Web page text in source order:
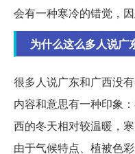
会有一种寒冷的错觉，
为什么这么多人说广
很多人说广东和广西没
内容和意思有一种印象
西的冬天相对较温暖，
由于气候特点、植被色